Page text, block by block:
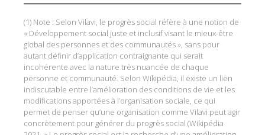
(1) Note : Selon Vilavi, le progrès social réfère à une notion de
« Développement social juste et inclusif visant le mieux-être
global des personnes et des communautés », sans pour
autant définir d’application contraignante qui serait
incohérente avec la nature très nuancée de chaque
personne et communauté. Selon Wikipédia, il existe un lien
indiscutable entre l’amélioration des conditions de vie et les
modifications apportées à l’organisation sociale, ce qui
permet de penser qu’une organisation comme Vilavi peut agir
concrètement pour générer du progrès social (Wikipédia